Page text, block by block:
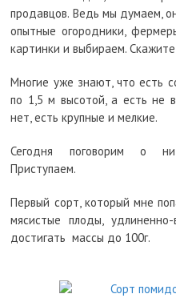
продавцов. Ведь мы думаем,
опытные огородники,
картинки и выбираем.
Многие уже знают, что есть
по 1,5 м высотой, а есть не
нет, есть крупные и мелкие.
Сегодня поговорим о
Приступаем.
Первый сорт, который мне
мясистые плоды,
достигать массы до 100г.